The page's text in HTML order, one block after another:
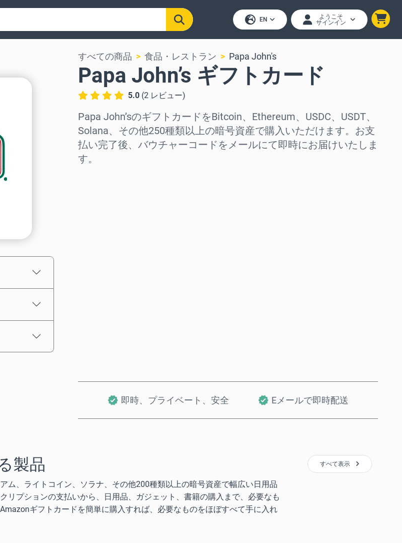
EN
ようこそ
サインイン
すべての商品 食品・レストラン Papa John's
Papa John’s ギフトカード
5.0 (2 レビュー)
Papa John’sのギフトカードをBitcoin、Ethereum、USDC、USDT、
Solana、その他250種類以上の暗号資産で購入いただけます。お支
払い完了後、バウチャーコードをメールにて即時にお届けいたしま
す。
即時、プライベート、安全 Eメールで即時配送
製品
ム、ライトコイン、ソラナ、その他200種類以上の暗号資産で幅広い日用品
リプションの支払いから、日用品、ガジェット、書籍の購入まで、必要なも
ギフトカードを簡単に購入すれば、必要なものをほぼすべて手に入れ
すべて表示